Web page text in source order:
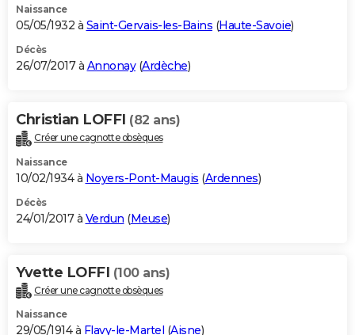
Naissance
05/05/1932 à Saint-Gervais-les-Bains (Haute-Savoie)
Décès
26/07/2017 à Annonay(Ardèche)
Christian LOFFI (82 ans)
Créer une cagnotte obsèques
Naissance
10/02/1934 à Noyers-Pont-Maugis (Ardennes)
Décès
24/01/2017 à Verdun (Meuse)
Yvette LOFFI (100 ans)
Créer une cagnotte obsèques
Naissance
29/05/1914 à Flavy-le-Martel (Aisne)